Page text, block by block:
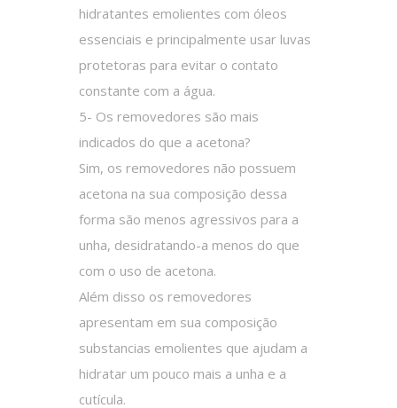
hidratantes emolientes com óleos
essenciais e principalmente usar luvas
protetoras para evitar o contato
constante com a água.
5- Os removedores são mais
indicados do que a acetona?
Sim, os removedores não possuem
acetona na sua composição dessa
forma são menos agressivos para a
unha, desidratando-a menos do que
com o uso de acetona.
Além disso os removedores
apresentam em sua composição
substancias emolientes que ajudam a
hidratar um pouco mais a unha e a
cutícula.